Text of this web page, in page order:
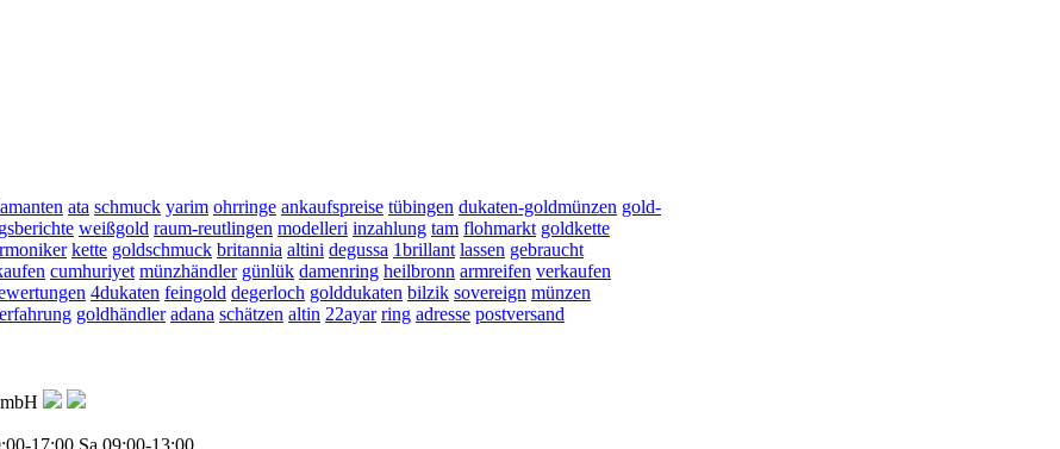
ata schmuck yarim ohrringe ankaufspreise tübingen dukaten-goldmünzen gold-
weißgold raum-reutlingen modelleri inzahlung tam flohmarkt goldkette
kette goldschmuck britannia altini degussa 1brillant lassen gebraucht
cumhuriyet münzhändler günlük damenring heilbronn armreifen verkaufen
4dukaten feingold degerloch golddukaten bilzik sovereign münzen
erfahrung goldhändler adana schätzen altin 22ayar ring adresse postversand
17:00 Sa 09:00-13:00